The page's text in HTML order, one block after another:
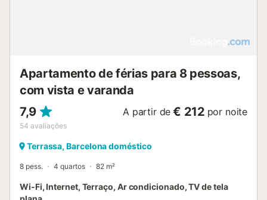
Apartamento de férias para 8 pessoas,
com vista e varanda
7,9
54 avaliações
A partir de € 212 por noite
Terrassa, Barcelona doméstico
8 pess. 4 quartos 82 m²
Wi-Fi, Internet, Terraço, Ar condicionado, TV de tela